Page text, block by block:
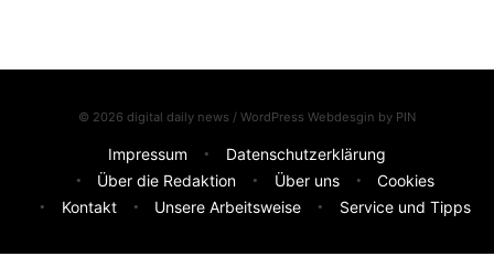
© 2026 digital daily news / WordPress Webdesgin by PIN
Impressum
Datenschutzerklärung
Über die Redaktion
Über uns
Cookies
Kontakt
Unsere Arbeitsweise Service und Tipps